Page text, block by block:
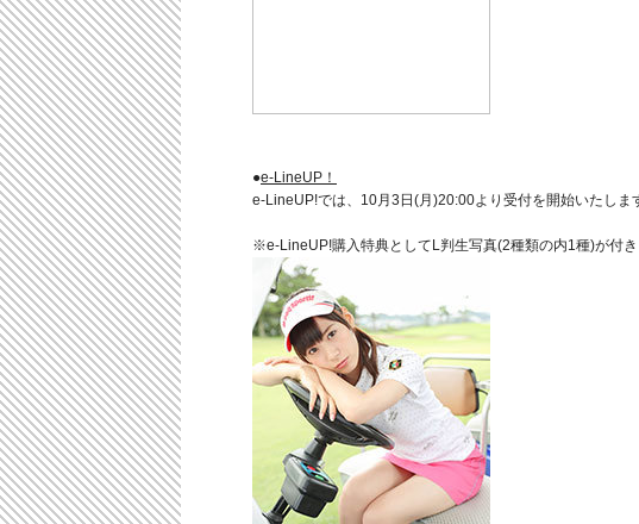
●e-LineUP！
e-LineUP!では、10月3日(月)20:00より受付を開始いたしま
※e-LineUP!購入特典としてL判生写真(2種類の内1種)が付き